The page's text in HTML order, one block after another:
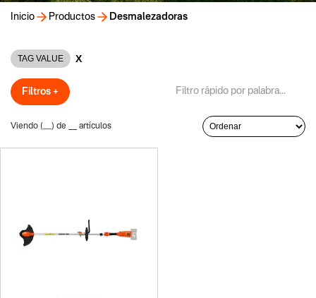
Inicio Productos Desmalezadoras
TAG VALUE X
Filtros +
Viendo ( ) de artículos